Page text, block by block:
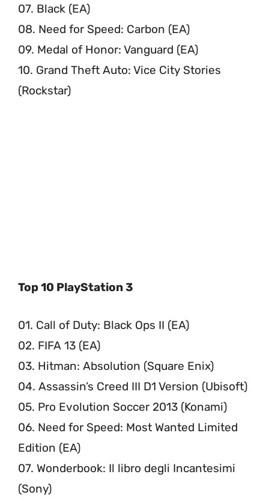
07. Black (EA)
08. Need for Speed: Carbon (EA)
09. Medal of Honor: Vanguard (EA)
10. Grand Theft Auto: Vice City Stories
(Rockstar)
Top 10 PlayStation 3
01. Call of Duty: Black Ops II (EA)
02. FIFA 13 (EA)
03. Hitman: Absolution (Square Enix)
04. Assassin’s Creed III D1 Version (Ubisoft)
05. Pro Evolution Soccer 2013 (Konami)
06. Need for Speed: Most Wanted Limited
Edition (EA)
07. Wonderbook: Il libro degli Incantesimi
(Sony)